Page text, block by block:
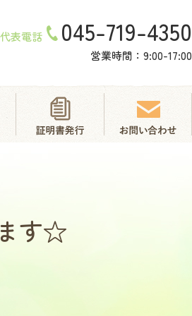
代表電話 045-719-4350
営業時間：9:00-17:00
す☆